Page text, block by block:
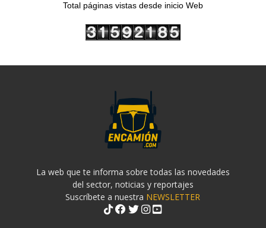
Total páginas vistas desde inicio Web
La web que te informa sobre todas las novedades
del sector, noticias y reportajes
Suscríbete a nuestra NEWSLETTER